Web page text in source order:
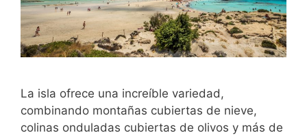
La isla ofrece una increíble variedad,
combinando montañas cubiertas de nieve,
colinas onduladas cubiertas de olivos y más de